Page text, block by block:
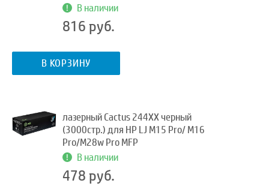
В наличии
816 руб.
В КОРЗИНУ
лазерный Cactus 244XX черный
(3000стр.) для HP LJ M15 Pro/ M16
Pro/M28w Pro MFP
В наличии
478 руб.